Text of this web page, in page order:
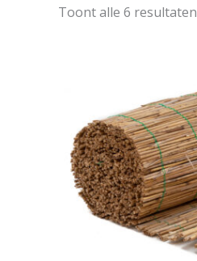
Toont alle 6 resultaten